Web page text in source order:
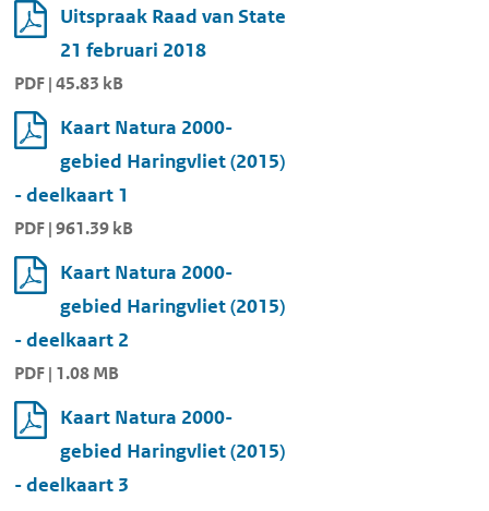
Uitspraak Raad van State
21 februari 2018
PDF | 45.83 kB
Kaart Natura 2000-
gebied Haringvliet (2015)
- deelkaart 1
PDF | 961.39 kB
Kaart Natura 2000-
gebied Haringvliet (2015)
- deelkaart 2
PDF | 1.08 MB
Kaart Natura 2000-
gebied Haringvliet (2015)
- deelkaart 3